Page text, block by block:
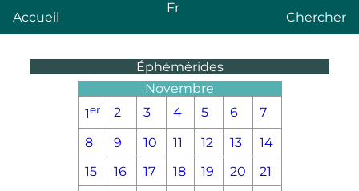
Accueil
Fr
Chercher
Éphémérides
Novembre
1er 2 3 4 5 6
7
8
9 10 11 12 13
14
15
16 17 18 19 20
21